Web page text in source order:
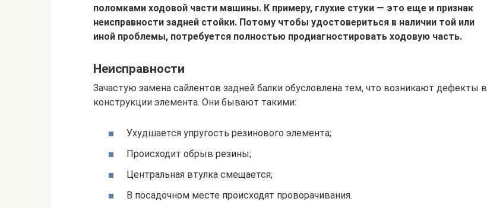
поломками ходовой части машины. К примеру, глухие стуки — это еще и признак
неисправности задней стойки. Потому чтобы удостовериться в наличии той или
иной проблемы, потребуется полностью продиагностировать ходовую часть.
Неисправности
Зачастую замена сайлентов задней балки обусловлена тем, что возникают дефекты в
конструкции элемента. Они бывают такими:
Ухудшается упругость резинового элемента;
Происходит обрыв резины;
Центральная втулка смещается;
В посадочном месте происходят проворачивания.